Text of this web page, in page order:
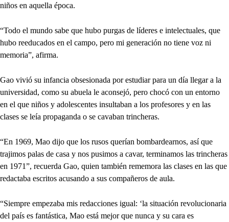
niños en aquella época.
“Todo el mundo sabe que hubo purgas de líderes e intelectuales, que
hubo reeducados en el campo, pero mi generación no tiene voz ni
memoria”, afirma.
Gao vivió su infancia obsesionada por estudiar para un día llegar a la
universidad, como su abuela le aconsejó, pero chocó con un entorno
en el que niños y adolescentes insultaban a los profesores y en las
clases se leía propaganda o se cavaban trincheras.
“En 1969, Mao dijo que los rusos querían bombardearnos, así que
trajimos palas de casa y nos pusimos a cavar, terminamos las trincheras
en 1971”, recuerda Gao, quien también rememora las clases en las que
redactaba escritos acusando a sus compañeros de aula.
“Siempre empezaba mis redacciones igual: ‘la situación revolucionaria
del país es fantástica, Mao está mejor que nunca y su cara es